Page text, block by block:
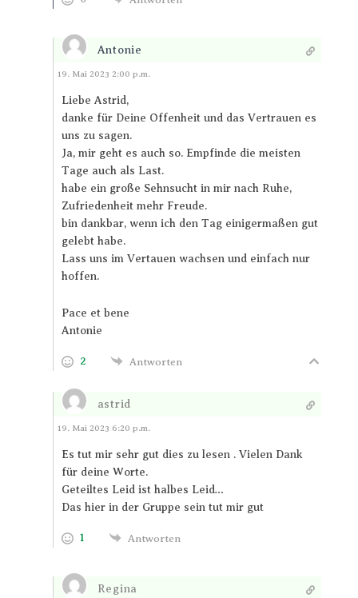
Antonie
Antworten
19. Mai 2023 2:00 p.m.
Liebe Astrid,
danke für Deine Offenheit und das Vertrauen es
uns zu sagen.
Ja, mir geht es auch so. Empfinde die meisten
Tage auch als Last.
habe ein große Sehnsucht in mir nach Ruhe,
Zufriedenheit mehr Freude.
bin dankbar, wenn ich den Tag einigermaßen gut
gelebt habe.
Lass uns im Vertauen wachsen und einfach nur
hoffen.
Pace et bene
Antonie
2 Antworten
astrid
Antworten
19. Mai 2023 6:20 p.m.
Es tut mir sehr gut dies zu lesen . Vielen Dank
für deine Worte.
Geteiltes Leid ist halbes Leid…
Das hier in der Gruppe sein tut mir gut
1 Antworten
Regina